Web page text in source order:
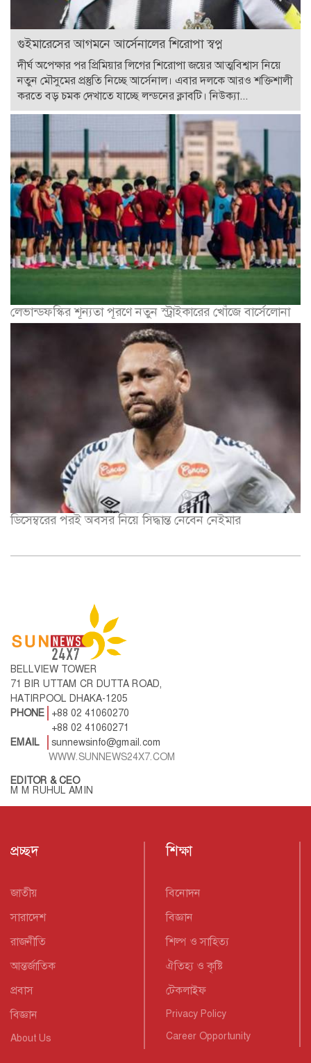
গুইমারেসের আগমনে আর্সেনালের শিরোপা স্বপ্ন
দীর্ঘ অপেক্ষার পর প্রিমিয়ার লিগের শিরোপা জয়ের আত্মবিশ্বাস নিয়ে
নতুন মৌসুমের প্রস্তুতি নিচ্ছে আর্সেনাল। এবার দলকে আরও শক্তিশালী
করতে বড় চমক দেখাতে যাচ্ছে লন্ডনের ক্লাবটি। নিউক্যা...
লেভান্ডফস্কির শূন্যতা পূরণে নতুন স্ট্রাইকারের খোঁজে বার্সেলোনা
ডিসেম্বরের পরই অবসর নিয়ে সিদ্ধান্ত নেবেন নেইমার
BELLVIEW TOWER
71 BIR UTTAM CR DUTTA ROAD,
HATIRPOOL DHAKA-1205
PHONE
+88 02 41060270
+88 02 41060271
EMAIL
sunnewsinfo@gmail.com
WWW.SUNNEWS24X7.COM
EDITOR & CEO
M M RUHUL AMIN
প্রচ্ছদ
জাতীয়
সারাদেশ
রাজনীতি
আন্তর্জাতিক
প্রবাস
বিজ্ঞান
About Us
শিক্ষা
বিনোদন
বিজ্ঞান
শিল্প ও সাহিত্য
ঐতিহ্য ও কৃষ্টি
টেকলাইফ
Privacy Policy
Career Opportunity